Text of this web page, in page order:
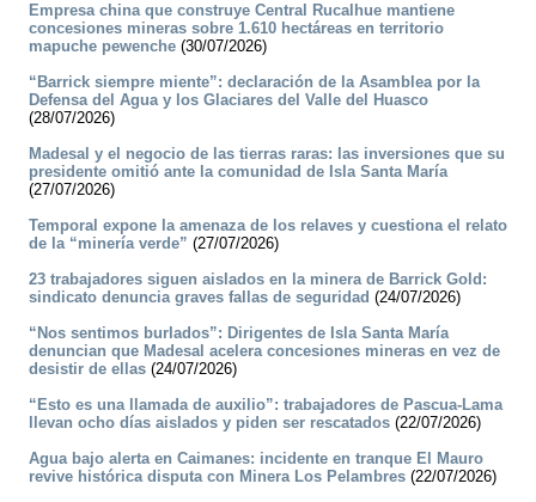
Empresa china que construye Central Rucalhue mantiene
concesiones mineras sobre 1.610 hectáreas en territorio
mapuche pewenche (30/07/2026)
“Barrick siempre miente”: declaración de la Asamblea por la
Defensa del Agua y los Glaciares del Valle del Huasco
(28/07/2026)
Madesal y el negocio de las tierras raras: las inversiones que su
presidente omitió ante la comunidad de Isla Santa María
(27/07/2026)
Temporal expone la amenaza de los relaves y cuestiona el relato
de la “minería verde” (27/07/2026)
23 trabajadores siguen aislados en la minera de Barrick Gold:
sindicato denuncia graves fallas de seguridad (24/07/2026)
“Nos sentimos burlados”: Dirigentes de Isla Santa María
denuncian que Madesal acelera concesiones mineras en vez de
desistir de ellas (24/07/2026)
“Esto es una llamada de auxilio”: trabajadores de Pascua-Lama
llevan ocho días aislados y piden ser rescatados (22/07/2026)
Agua bajo alerta en Caimanes: incidente en tranque El Mauro
revive histórica disputa con Minera Los Pelambres (22/07/2026)